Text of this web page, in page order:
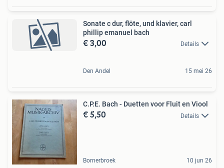
Sonate c dur, flöte, und klavier, carl
phillip emanuel bach
€ 3,00 Details
Den Andel 15 mei 26
C.P.E. Bach - Duetten voor Fluit en Viool
€ 5,50 Details
Bornerbroek 10 jun 26